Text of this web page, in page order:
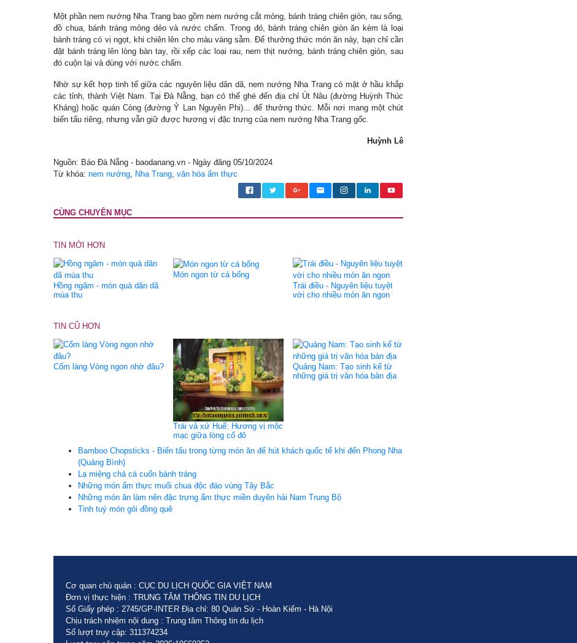
Một phần nem nướng Nha Trang bao gồm nem nướng cắt mỏng, bánh tráng chiên giòn, rau sống,
đồ chua, bánh tráng mỏng dẻo và nước chấm. Trong đó, bánh tráng chiên giòn ăn kèm là loại
bánh tráng có vị ngọt, khi chiên lên cho màu vàng sẫm. Để thưởng thức món ăn này, bạn chỉ cần
đặt bánh tráng lên lòng bàn tay, rồi xếp các loại rau, nem thịt nướng, bánh tráng chiên giòn, sau
đó cuộn lại và dùng với nước chấm.
Nhờ sự kết hợp tinh tế giữa các nguyên liệu dân dã, nem nướng Nha Trang có mặt ở hầu khắp
các tỉnh, thành Việt Nam. Tại Đà Nẵng, bạn có thể ghé đến địa chỉ Út Nâu (đường Huỳnh Thúc
Kháng) hoặc quán Còng (đường Ỷ Lan Nguyên Phi)... để thưởng thức. Mỗi nơi mang một chút
biến tấu riêng, nhưng vẫn giữ được hương vị đặc trưng của nem nướng Nha Trang gốc.
Huỳnh Lê
Nguồn: Báo Đà Nẵng - baodanang.vn - Ngày đăng 05/10/2024
Từ khóa: nem nướng, Nha Trang, văn hóa ẩm thực
CÙNG CHUYÊN MỤC
TIN MỚI HƠN
Hồng ngâm - món quà dân dã
mùa thu
Món ngon từ cá bống
Trái điều - Nguyên liệu tuyệt
vời cho nhiều món ăn ngon
TIN CŨ HƠN
Cốm làng Vòng ngon nhờ đâu?
Trái vả xứ Huế: Hương vị mộc
mạc giữa lòng cố đô
Quảng Nam: Tạo sinh kế từ
những giá trị văn hóa bản địa
Bamboo Chopsticks - Biến tấu trong từng món ăn để hút khách quốc tế khi đến Phong Nha
(Quảng Bình)
Lạ miệng chả cá cuốn bánh tráng
Những món ẩm thực muối chua độc đáo vùng Tây Bắc
Những món ăn làm nên đặc trưng ẩm thực miền duyên hải Nam Trung Bộ
Tinh tuý món gỏi đồng quê
Cơ quan chủ quản : CỤC DU LỊCH QUỐC GIA VIỆT NAM
Đơn vị thực hiện : TRUNG TÂM THÔNG TIN DU LỊCH
Số Giấy phép : 2745/GP-INTER Địa chỉ: 80 Quán Sứ - Hoàn Kiếm - Hà Nội
Chịu trách nhiệm nội dung : Trung tâm Thông tin du lịch
Số lượt truy cập: 311374234